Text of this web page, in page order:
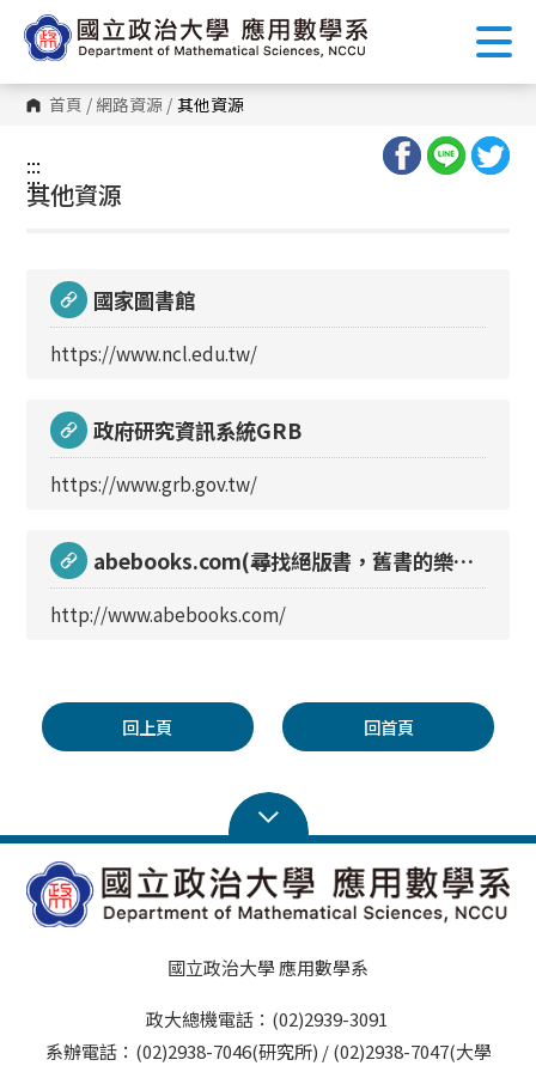
到
主
內
容 首頁 / 網路資源 / 其他資源
:::
:::
其他資源
國家圖書館
https://www.ncl.edu.tw/
政府研究資訊系統GRB
https://www.grb.gov.tw/
abebooks.com(尋找絕版書，舊書的樂
園)
http://www.abebooks.com/
回上頁 回首頁
國立政治大學 應用數學系
政大總機電話：(02)2939-3091
系辦電話：(02)2938-7046(研究所) / (02)2938-7047(大學